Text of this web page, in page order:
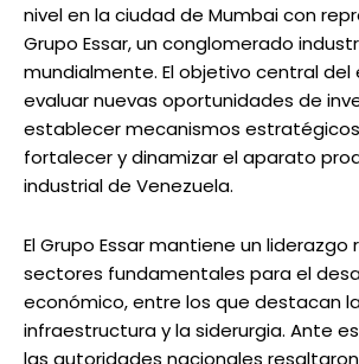
nivel en la ciudad de Mumbai con
Grupo Essar, un conglomerado
mundialmente. El objetivo central
evaluar nuevas oportunidades de
establecer mecanismos
fortalecer y dinamizar el aparato
industrial de Venezuela.
El Grupo Essar mantiene un
sectores fundamentales para el
económico, entre los que destacan
infraestructura y la siderurgia. Ante
las autoridades nacionales